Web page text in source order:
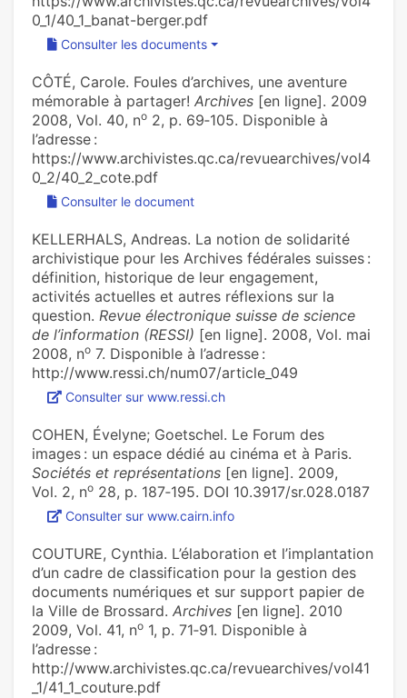
0_1/40_1_banat-berger.pdf
Consulter les documents
CÔTÉ, Carole. Foules d’archives, une aventure
mémorable à partager! Archives [en ligne]. 2009
2008, Vol. 40, no 2, p. 69‑105. Disponible à
l’adresse :
https://www.archivistes.qc.ca/revuearchives/vol4
0_2/40_2_cote.pdf
Consulter le document
KELLERHALS, Andreas. La notion de solidarité
archivistique pour les Archives fédérales suisses :
définition, historique de leur engagement,
activités actuelles et autres réflexions sur la
question. Revue électronique suisse de science
de l’information (RESSI) [en ligne]. 2008, Vol. mai
2008, no 7. Disponible à l’adresse :
http://www.ressi.ch/num07/article_049
Consulter sur www.ressi.ch
COHEN, Évelyne; Goetschel. Le Forum des
images : un espace dédié au cinéma et à Paris.
Sociétés et représentations [en ligne]. 2009,
Vol. 2, no 28, p. 187‑195. DOI 10.3917/sr.028.0187
Consulter sur www.cairn.info
COUTURE, Cynthia. L’élaboration et l’implantation
d’un cadre de classification pour la gestion des
documents numériques et sur support papier de
la Ville de Brossard. Archives [en ligne]. 2010
2009, Vol. 41, no 1, p. 71‑91. Disponible à
l’adresse :
http://www.archivistes.qc.ca/revuearchives/vol41
_1/41_1_couture.pdf